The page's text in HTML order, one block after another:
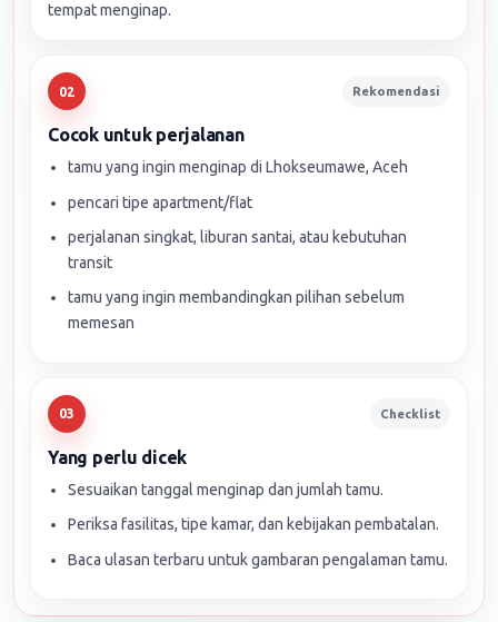
tempat menginap.
02 Rekomendasi
Cocok untuk perjalanan
tamu yang ingin menginap di Lhokseumawe, Aceh
pencari tipe apartment/flat
perjalanan singkat, liburan santai, atau kebutuhan
transit
tamu yang ingin membandingkan pilihan sebelum
memesan
03 Checklist
Yang perlu dicek
Sesuaikan tanggal menginap dan jumlah tamu.
Periksa fasilitas, tipe kamar, dan kebijakan pembatalan.
Baca ulasan terbaru untuk gambaran pengalaman tamu.